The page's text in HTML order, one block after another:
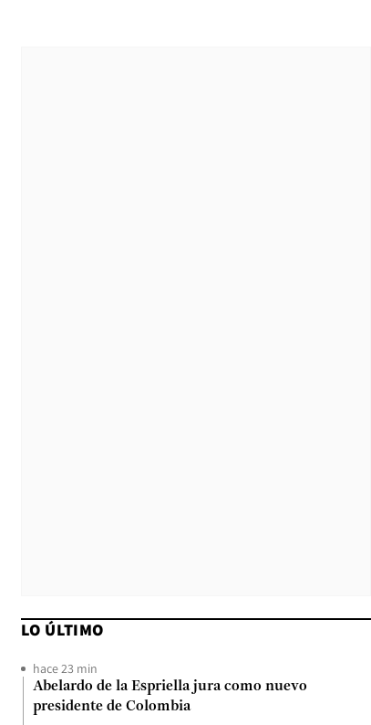
LO ÚLTIMO
hace 23 min
Abelardo de la Espriella jura como nuevo
presidente de Colombia